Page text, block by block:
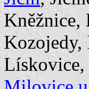
Kněžnice,
Kozojedy,
Lískovice,